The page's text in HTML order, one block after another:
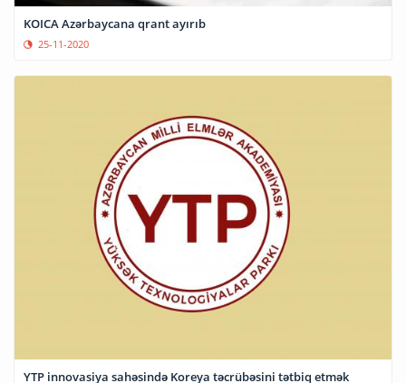
KOICA Azərbaycana qrant ayırıb
25-11-2020
YTP innovasiya sahəsində Koreya təcrübəsini tətbiq etmək